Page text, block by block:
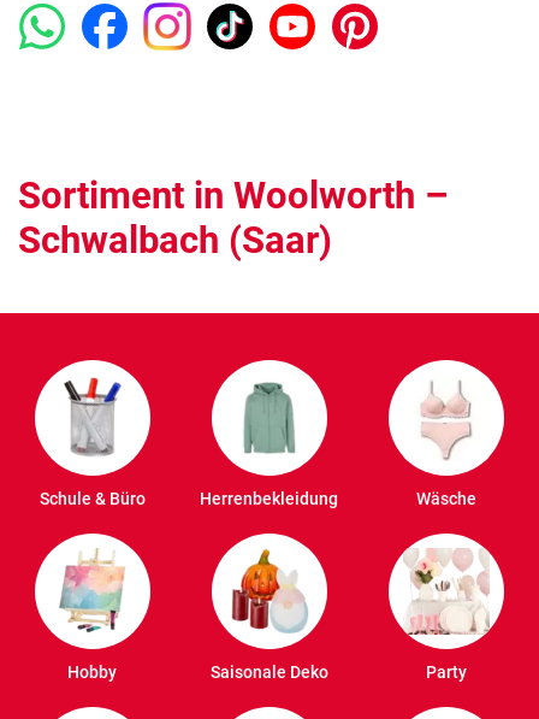
Sortiment in Woolworth –
Schwalbach (Saar)
Schule & Büro Herrenbekleidung Wäsche
Hobby Saisonale Deko Party